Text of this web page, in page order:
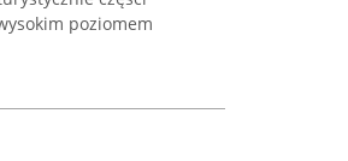
poziomem